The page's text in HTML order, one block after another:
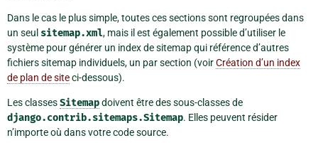
Dans le cas le plus simple, toutes ces sections sont regroupées dans
un seul sitemap.xml, mais il est également possible d’utiliser le
système pour générer un index de sitemap qui référence d’autres
fichiers sitemap individuels, un par section (voirCréation d’un index
de plan de siteci-dessous).
Les classesSitemapdoivent être des sous-classes de
django.contrib.sitemaps.Sitemap. Elles peuvent résider
n’importe où dans votre code source.